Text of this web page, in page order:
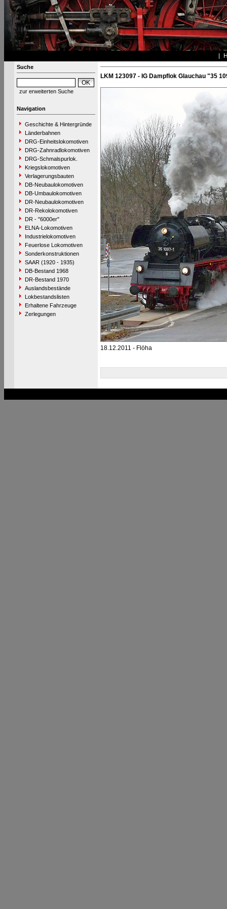
Suche
zur erweiterten Suche
Navigation
Geschichte & Hintergründe
Länderbahnen
DRG-Einheitslokomotiven
DRG-Zahnradlokomotiven
DRG-Schmalspurlok.
Kriegslokomotiven
Verlagerungsbauten
DB-Neubaulokomotiven
DB-Umbaulokomotiven
DR-Neubaulokomotiven
DR-Rekolokomotiven
DR - "6000er"
ELNA-Lokomotiven
Industrielokomotiven
Feuerlose Lokomotiven
Sonderkonstruktionen
SAAR (1920 - 1935)
DB-Bestand 1968
DR-Bestand 1970
Auslandsbestände
Lokbestandslisten
Erhaltene Fahrzeuge
Zerlegungen
LKM 123097 - IG Dampflok Glauchau "35
18.12.2011 - Flöha